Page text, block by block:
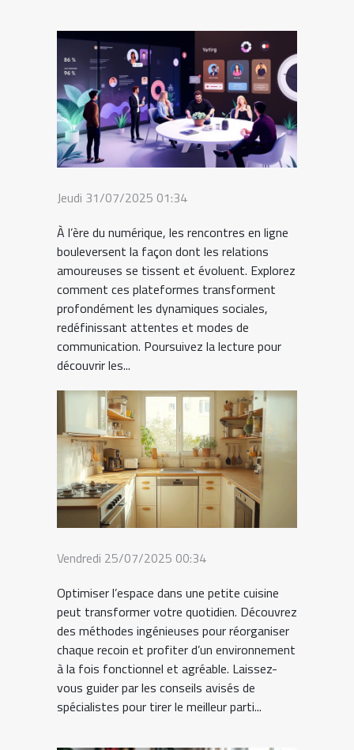
Jeudi 31/07/2025 01:34
À l’ère du numérique, les rencontres en ligne
bouleversent la façon dont les relations
amoureuses se tissent et évoluent. Explorez
comment ces plateformes transforment
profondément les dynamiques sociales,
redéfinissant attentes et modes de
communication. Poursuivez la lecture pour
découvrir les...
Vendredi 25/07/2025 00:34
Optimiser l’espace dans une petite cuisine
peut transformer votre quotidien. Découvrez
des méthodes ingénieuses pour réorganiser
chaque recoin et profiter d’un environnement
à la fois fonctionnel et agréable. Laissez-
vous guider par les conseils avisés de
spécialistes pour tirer le meilleur parti...